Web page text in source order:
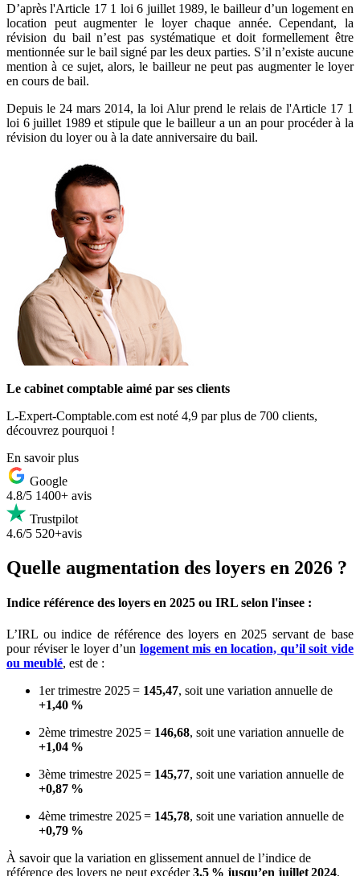
D’après l'Article 17 1 loi 6 juillet 1989, le bailleur d’un logement en
location peut augmenter le loyer chaque année. Cependant, la
révision du bail n’est pas systématique et doit formellement être
mentionnée sur le bail signé par les deux parties. S’il n’existe aucune
mention à ce sujet, alors, le bailleur ne peut pas augmenter le loyer
en cours de bail.
Depuis le 24 mars 2014, la loi Alur prend le relais de l'Article 17 1
loi 6 juillet 1989 et stipule que le bailleur a un an pour procéder à la
révision du loyer ou à la date anniversaire du bail.
Le cabinet comptable aimé par ses clients
L-Expert-Comptable.com est noté 4,9 par plus de 700 clients,
découvrez pourquoi !
En savoir plus
Google
4.8/5 1400+ avis
Trustpilot
4.6/5 520+avis
Quelle augmentation des loyers en 2026 ?
Indice référence des loyers en 2025 ou IRL selon l'insee :
L’IRL ou indice de référence des loyers en 2025 servant de base
pour réviser le loyer d’un logement mis en location, qu’il soit vide
ou meublé, est de :
1er trimestre 2025 = 145,47, soit une variation annuelle de
+1,40 %
2ème trimestre 2025 = 146,68, soit une variation annuelle de
+1,04 %
3ème trimestre 2025 = 145,77, soit une variation annuelle de
+0,87 %
4ème trimestre 2025 = 145,78, soit une variation annuelle de
+0,79 %
À savoir que la variation en glissement annuel de l’indice de
référence des loyers ne peut excéder3,5 % jusqu’en juillet 2024,